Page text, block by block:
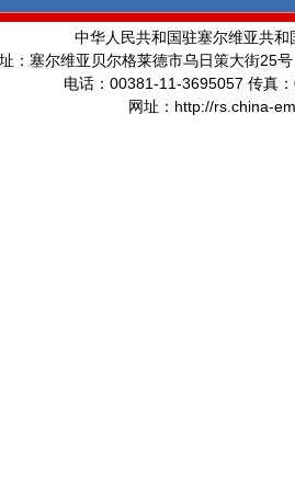
中华人民共和国驻塞尔维亚共和
：塞尔维亚贝尔格莱德市乌日策大街25号
电话： 00381-11-3695057 传真：
网址： http://rs.china-